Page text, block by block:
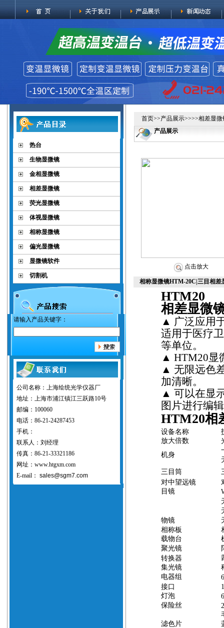
热台
生物显微镜
金相显微镜
相差显微镜
荧光显微镜
体视显微镜
相称显微镜
偏光显微镜
显微镜软件
切割机
请输入产品关键字：
公司名称：上海绘统光学仪器厂
地址：上海市浦江镇江三跃路10号
邮编：100060
电话：86-21-24287453
手机：
联系人：刘经理
传真：86-21-33321186
网址：www.htgxm.com
E-mail： sales@sgm7.com
首页>>产品展示>>>>相差显微
产品展示
点击放大
相称显微镜HTM-20C|三目相差
HTM20
相差显微
▲ 广泛应用
适用于医疗
等单位。
▲HTM20显
▲ 无限远色
加清晰。
▲可以在显
图片进行编
HTM20相
设备名称
放大倍数
机身
三目筒
对中望远镜
目镜
物镜
相称板
载物台
聚光镜
转换器
集光镜
电器组
接口
灯泡
保险丝
滤色片